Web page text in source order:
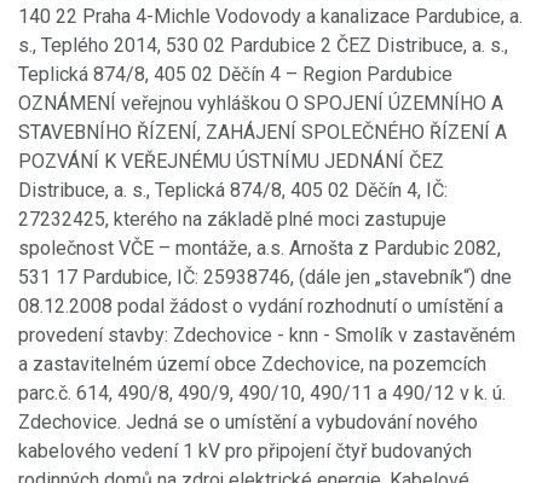
140 22 Praha 4-Michle Vodovody a kanalizace Pardubice, a.
s., Teplého 2014, 530 02 Pardubice 2 ČEZ Distribuce, a. s.,
Teplická 874/8, 405 02 Děčín 4 – Region Pardubice
OZNÁMENÍ veřejnou vyhláškou O SPOJENÍ ÚZEMNÍHO A
STAVEBNÍHO ŘÍZENÍ, ZAHÁJENÍ SPOLEČNÉHO ŘÍZENÍ A
POZVÁNÍ K VEŘEJNÉMU ÚSTNÍMU JEDNÁNÍ ČEZ
Distribuce, a. s., Teplická 874/8, 405 02 Děčín 4, IČ:
27232425, kterého na základě plné moci zastupuje
společnost VČE – montáže, a.s. Arnošta z Pardubic 2082,
531 17 Pardubice, IČ: 25938746, (dále jen „stavebník“) dne
08.12.2008 podal žádost o vydání rozhodnutí o umístění a
provedení stavby: Zdechovice - knn - Smolík v zastavěném
a zastavitelném území obce Zdechovice, na pozemcích
parc.č. 614, 490/8, 490/9, 490/10, 490/11 a 490/12 v k. ú.
Zdechovice. Jedná se o umístění a vybudování nového
kabelového vedení 1 kV pro připojení čtyř budovaných